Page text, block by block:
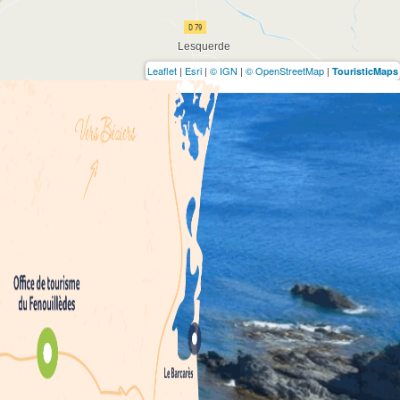
Leaflet | Esri | © IGN | © OpenStreetMap | TouristicMaps